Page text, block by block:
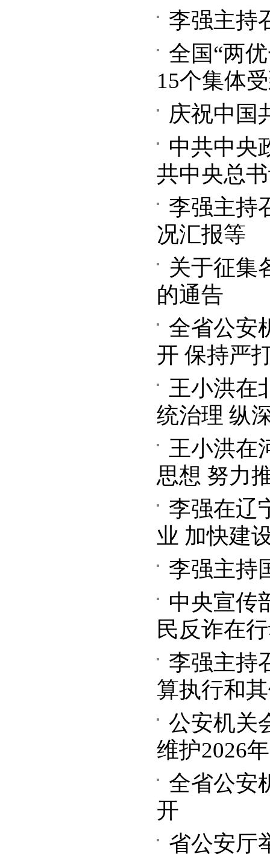
李强主持
全国“两
15个集体
庆祝中国
中共中央
共中央总
李强主持
况汇报等
关于征集
的通告
全省公安
开 保持严
王小洪在
统治理 纵
王小洪在
思想 努力
李强在辽
业 加快建
李强主持
中央宣传
民反诈在
李强主持
算执行和
公安机关
维护2026
全省公安
开
省公安厅